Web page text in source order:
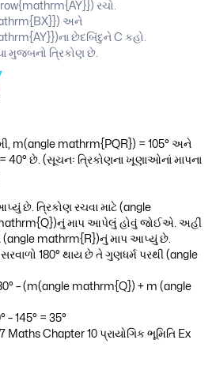
રચો.
અને
છેદબિંદુને C કહો.
મુજબનો ત્રિકોણ છે.
m(angle mathrm{PQR}) = 105° અને
40° છે. (સૂચનઃ ત્રિકોણના ખૂણાઓનાં માપના
છે. ત્રિકોણ રચવા માટે (angle
માપ આપેલું હોવું જોઈએ. અહીં
mathrm{R})નું માપ આપ્યું છે.
180° થાય છે તે ગુણધર્મ પરથી (angle
– (m(angle mathrm{Q}) + m (angle
– 145° = 35°